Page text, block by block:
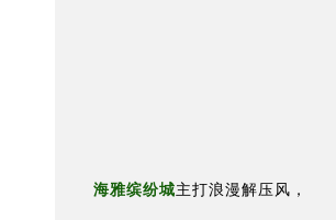
海雅缤纷城主打浪漫解压风，